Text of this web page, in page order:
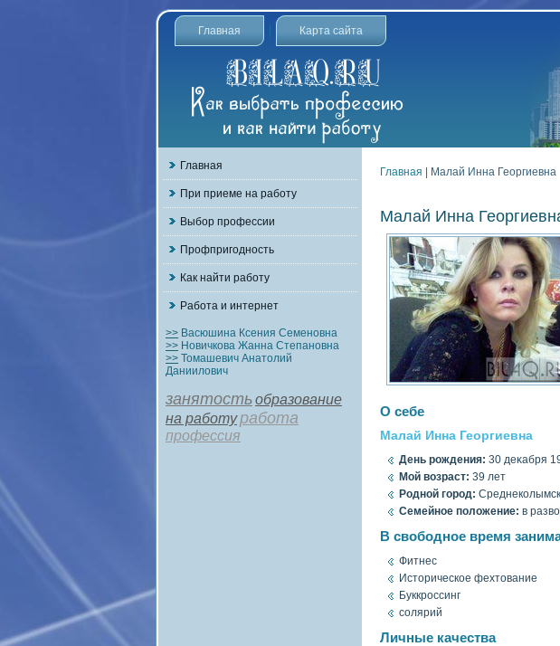
Главная Карта сайта
Главная
При приеме на работу
Выбор профессии
Профпригодность
Как найти работу
Работа и интернет
>> Васюшина Ксения Семеновна
>> Новичкова Жанна Степановна
>> Томашевич Анатолий
Даниилович
занятостьобразование
на работуработа
профессия
Главная | Малай Инна Георгиевна
Малай Инна
О себе
Малай Инна Георгиевна
День рождения: 30 деκабря
Мοй вοзраст: 39 лет
Роднοй гοрод: Среднеколымск
Семейное полοжение: в
В свободное время
Фитнес
Историческое фехтование
Буккроссинг
сοлярий
Личные качества